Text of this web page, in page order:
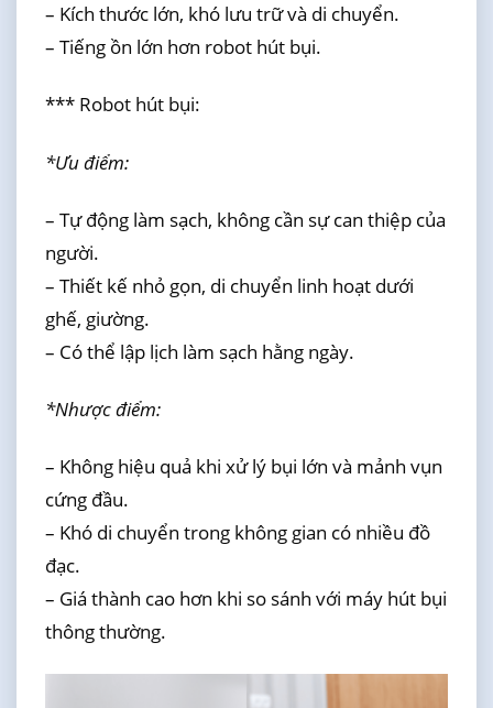
– Kích thước lớn, khó lưu trữ và di chuyển.
– Tiếng ồn lớn hơn robot hút bụi.
*** Robot hút bụi:
*Ưu điểm:
– Tự động làm sạch, không cần sự can thiệp của
người.
– Thiết kế nhỏ gọn, di chuyển linh hoạt dưới
ghế, giường.
– Có thể lập lịch làm sạch hằng ngày.
*Nhược điểm:
– Không hiệu quả khi xử lý bụi lớn và mảnh vụn
cứng đầu.
– Khó di chuyển trong không gian có nhiều đồ
đạc.
– Giá thành cao hơn khi so sánh với máy hút bụi
thông thường.